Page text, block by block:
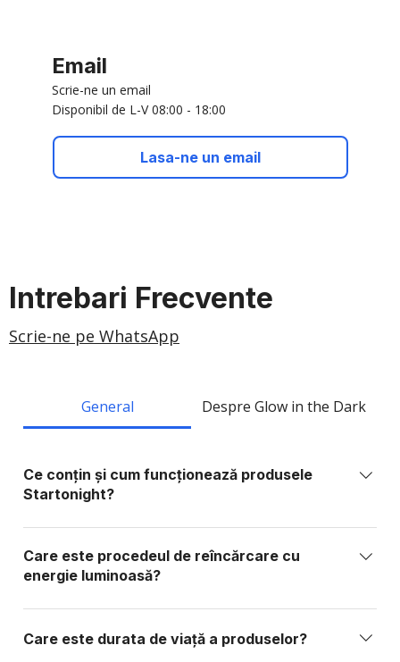
Email
Scrie-ne un email
Disponibil de L-V 08:00 - 18:00
Lasa-ne un email
Intrebari Frecvente
Scrie-ne pe WhatsApp
General Despre Glow in the Dark
Ce conțin și cum funcționează produsele
Startonight?
Produsele Startonight sunt realizate din elemente
sintetice sau organice stabile, fără fosfor, plumb,
metale grele sau substanțe toxice. Ele conțin
unei baterii care se încarcă cu lumină.
Care este procedeul de reîncărcare cu
energie luminoasă?
Produsele Startonight se reîncarcă prin expunere la
orice sursă de lumină: lumină solară directă: 15–20
Care este durata de viață a produselor?